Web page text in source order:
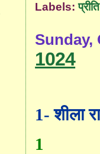
Labels:
Sunday,
1024
1- शीला
1